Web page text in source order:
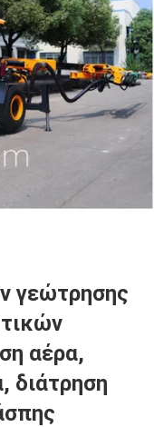
γεώτρησης
αέρα,
διάτρηση